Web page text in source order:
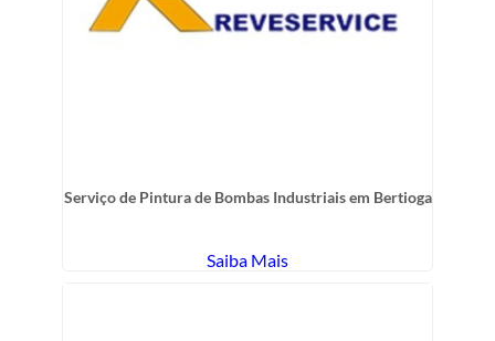
Serviço de Pintura de Bombas Industriais em Bertioga
Saiba Mais